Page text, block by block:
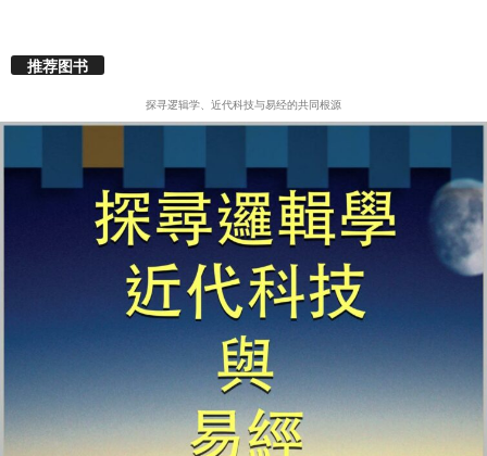
推荐图书
探寻逻辑学、近代科技与易经的共同根源